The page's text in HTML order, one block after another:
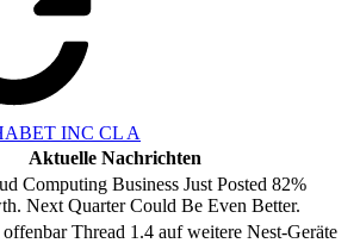
INC CL A
Aktuelle Nachrichten
Computing Business Just Posted 82%
Next Quarter Could Be Even Better.
Thread 1.4 auf weitere Nest-Geräte